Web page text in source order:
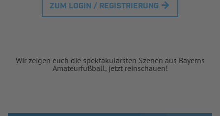
ZUM LOGIN / REGISTRIERUNG
Wir zeigen euch die spektakulärsten Szenen aus Bayerns
Amateurfußball, jetzt reinschauen!